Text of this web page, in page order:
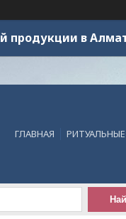
продукции в
ГЛАВНАЯ